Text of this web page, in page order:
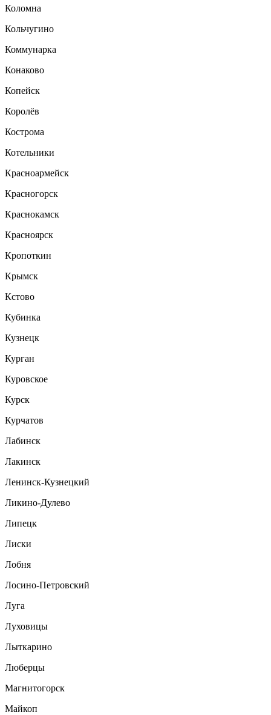
Коломна
Кольчугино
Коммунарка
Конаково
Копейск
Королёв
Кострома
Котельники
Красноармейск
Красногорск
Краснокамск
Красноярск
Кропоткин
Крымск
Кстово
Кубинка
Кузнецк
Курган
Куровское
Курск
Курчатов
Лабинск
Лакинск
Ленинск-Кузнецкий
Ликино-Дулево
Липецк
Лиски
Лобня
Лосино-Петровский
Луга
Луховицы
Лыткарино
Люберцы
Магнитогорск
Майкоп